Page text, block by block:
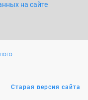
на сайте
Старая версия сайта